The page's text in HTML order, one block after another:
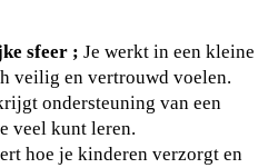
sfeer ; Je werkt in een kleine
veilig en vertrouwd voelen.
ondersteuning van een
veel kunt leren.
hoe je kinderen verzorgt en